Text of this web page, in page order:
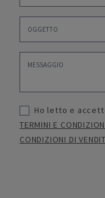
Ho letto e
TERMINI E
CONDIZIONI DI